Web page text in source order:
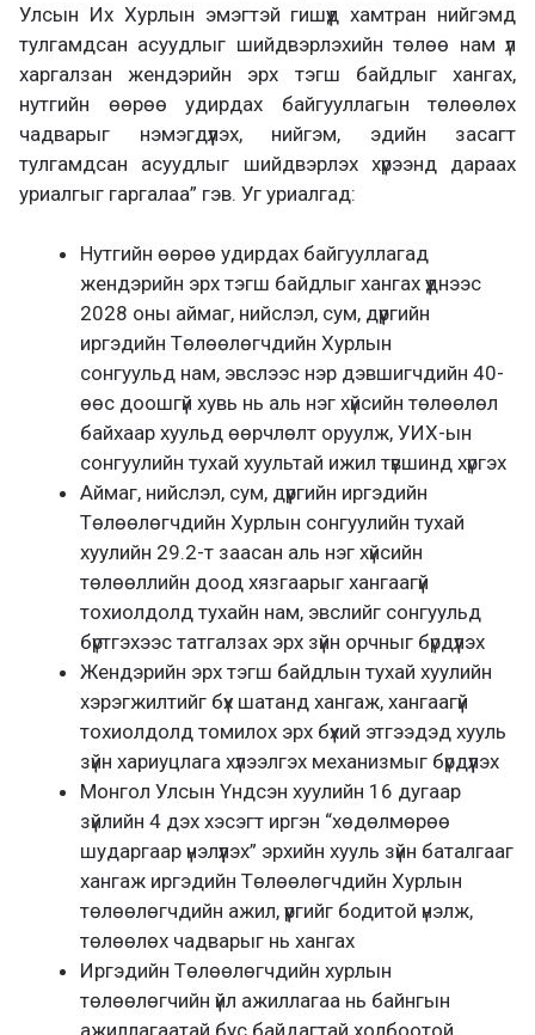
Улсын Их Хурлын эмэгтэй гишүүд хамтран нийгэмд
тулгамдсан асуудлыг шийдвэрлэхийн төлөө нам үл
харгалзан жендэрийн эрх тэгш байдлыг хангах,
нутгийн өөрөө удирдах байгууллагын төлөөлөх
чадварыг нэмэгдүүлэх, нийгэм, эдийн засагт
тулгамдсан асуудлыг шийдвэрлэх хүрээнд дараах
уриалгыг гаргалаа” гэв. Уг уриалгад:
Нутгийн өөрөө удирдах байгууллагад
жендэрийн эрх тэгш байдлыг хангах үүднээс
2028 оны аймаг, нийслэл, сум, дүүргийн
иргэдийн Төлөөлөгчдийн Хурлын
сонгуульд нам, эвслээс нэр дэвшигчдийн 40-
өөс доошгүй хувь нь аль нэг хүйсийн төлөөлөл
байхаар хуульд өөрчлөлт оруулж, УИХ-ын
сонгуулийн тухай хуультай ижил түвшинд хүргэх
Аймаг, нийслэл, сум, дүүргийн иргэдийн
Төлөөлөгчдийн Хурлын сонгуулийн тухай
хуулийн 29.2-т заасан аль нэг хүйсийн
төлөөллийн доод хязгаарыг хангаагүй
тохиолдолд тухайн нам, эвслийг сонгуульд
бүртгэхээс татгалзах эрх зүйн орчныг бүрдүүлэх
Жендэрийн эрх тэгш байдлын тухай хуулийн
хэрэгжилтийг бүх шатанд хангаж, хангаагүй
тохиолдолд томилох эрх бүхий этгээдэд хууль
зүйн хариуцлага хүлээлгэх механизмыг бүрдүүлэх
Монгол Улсын Үндсэн хуулийн 16 дугаар
зүйлийн 4 дэх хэсэгт иргэн “хөдөлмөрөө
шударгаар үнэлүүлэх” эрхийн хууль зүйн баталгааг
хангаж иргэдийн Төлөөлөгчдийн Хурлын
төлөөлөгчдийн ажил, үүргийг бодитой үнэлж,
төлөөлөх чадварыг нь хангах
Иргэдийн Төлөөлөгчдийн хурлын
төлөөлөгчийн үйл ажиллагаа нь байнгын